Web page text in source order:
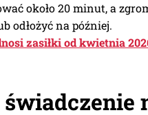
około 20 minut, a
odłożyć na później.
zasiłki od kwietnia